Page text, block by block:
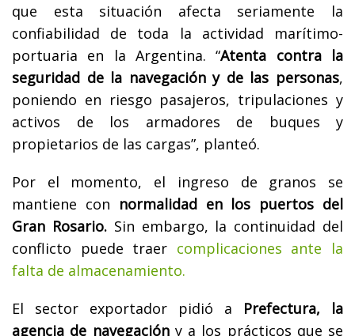
que esta situación afecta seriamente la
confiabilidad de toda la actividad marítimo-
portuaria en la Argentina. “Atenta contra la
seguridad de la navegación y de las personas,
poniendo en riesgo pasajeros, tripulaciones y
activos de los armadores de buques y
propietarios de las cargas”, planteó.
Por el momento, el ingreso de granos se
mantiene con normalidad en los puertos del
Gran Rosario.Sin embargo, la continuidad del
conflicto puede traer complicaciones ante la
falta de almacenamiento.
El sector exportador pidió a Prefectura, la
agencia de navegacióny a los prácticos que se